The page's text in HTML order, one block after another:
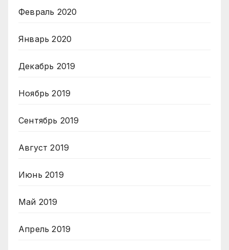
Февраль 2020
Январь 2020
Декабрь 2019
Ноябрь 2019
Сентябрь 2019
Август 2019
Июнь 2019
Май 2019
Апрель 2019